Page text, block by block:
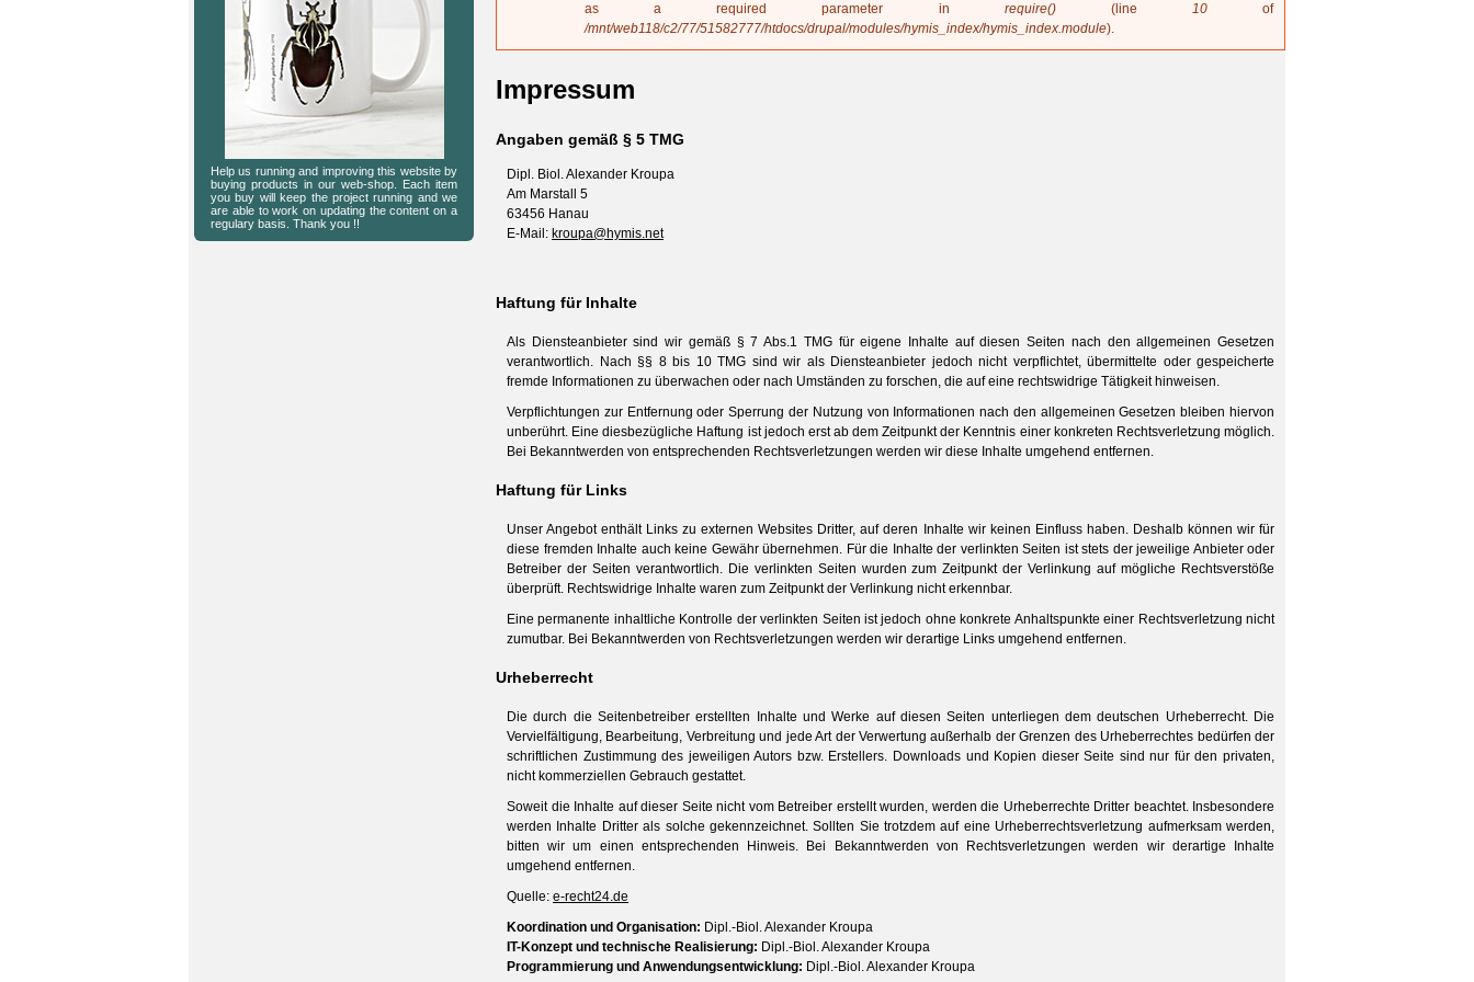
as a required parameter in require()(line 10of
/mnt/web118/c2/77/51582777/htdocs/drupal/modules/hymis_index/hymis_index.module).
Impressum
Angaben gemäß § 5 TMG
Dipl. Biol. Alexander Kroupa
Am Marstall 5
63456 Hanau
E-Mail: kroupa@hymis.net
Haftung für Inhalte
Als Diensteanbieter sind wir gemäß § 7 Abs.1 TMG für eigene Inhalte auf diesen Seiten nach den allgemeinen Gesetzen
verantwortlich. Nach §§ 8 bis 10 TMG sind wir als Diensteanbieter jedoch nicht verpflichtet, übermittelte oder gespeicherte
fremde Informationen zu überwachen oder nach Umständen zu forschen, die auf eine rechtswidrige Tätigkeit hinweisen.
Verpflichtungen zur Entfernung oder Sperrung der Nutzung von Informationen nach den allgemeinen Gesetzen bleiben hiervon
unberührt. Eine diesbezügliche Haftung ist jedoch erst ab dem Zeitpunkt der Kenntnis einer konkreten Rechtsverletzung möglich.
Bei Bekanntwerden von entsprechenden Rechtsverletzungen werden wir diese Inhalte umgehend entfernen.
Haftung für Links
Unser Angebot enthält Links zu externen Websites Dritter, auf deren Inhalte wir keinen Einfluss haben. Deshalb können wir für
diese fremden Inhalte auch keine Gewähr übernehmen. Für die Inhalte der verlinkten Seiten ist stets der jeweilige Anbieter oder
Betreiber der Seiten verantwortlich. Die verlinkten Seiten wurden zum Zeitpunkt der Verlinkung auf mögliche Rechtsverstöße
überprüft. Rechtswidrige Inhalte waren zum Zeitpunkt der Verlinkung nicht erkennbar.
Eine permanente inhaltliche Kontrolle der verlinkten Seiten ist jedoch ohne konkrete Anhaltspunkte einer Rechtsverletzung nicht
zumutbar. Bei Bekanntwerden von Rechtsverletzungen werden wir derartige Links umgehend entfernen.
Urheberrecht
Die durch die Seitenbetreiber erstellten Inhalte und Werke auf diesen Seiten unterliegen dem deutschen Urheberrecht. Die
Vervielfältigung, Bearbeitung, Verbreitung und jede Art der Verwertung außerhalb der Grenzen des Urheberrechtes bedürfen der
schriftlichen Zustimmung des jeweiligen Autors bzw. Erstellers. Downloads und Kopien dieser Seite sind nur für den privaten,
nicht kommerziellen Gebrauch gestattet.
Soweit die Inhalte auf dieser Seite nicht vom Betreiber erstellt wurden, werden die Urheberrechte Dritter beachtet. Insbesondere
werden Inhalte Dritter als solche gekennzeichnet. Sollten Sie trotzdem auf eine Urheberrechtsverletzung aufmerksam werden,
bitten wir um einen entsprechenden Hinweis. Bei Bekanntwerden von Rechtsverletzungen werden wir derartige Inhalte
umgehend entfernen.
Quelle: e-recht24.de
Koordination und Organisation: Dipl.-Biol. Alexander Kroupa
IT-Konzept und technische Realisierung: Dipl.-Biol. Alexander Kroupa
Programmierung und Anwendungsentwicklung: Dipl.-Biol. Alexander Kroupa
Help us running and improving this website by
buying products in our web-shop. Each item
you buy will keep the project running and we
are able to work on updating the content on a
regulary basis. Thank you !!